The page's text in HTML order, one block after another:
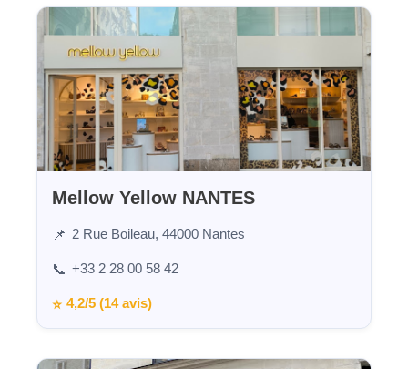
Mellow Yellow NANTES
📌 2 Rue Boileau, 44000 Nantes
📞 +33 2 28 00 58 42
⭐ 4,2/5 (14 avis)